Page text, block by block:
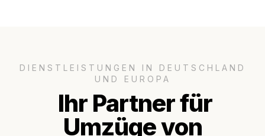
DIENSTLEISTUNGEN IN DEUTSCHLAND
UND EUROPA
Ihr Partner für
Umzüge von